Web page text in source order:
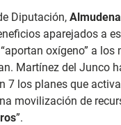
Diputación,
aparejados a
oxígeno” a los
Martínez del Junco
7 los planes que
movilización de
”.